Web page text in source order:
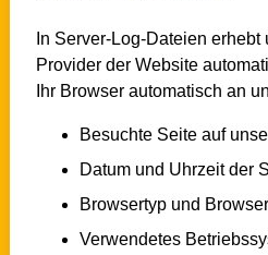
In Server-Log-Dateien
Provider der Website
Ihr Browser automatisch an
Besuchte Seite auf
Datum und Uhrzeit der
Browsertyp und
Verwendetes